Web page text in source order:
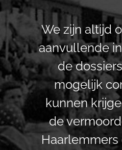
We zijn altijd
aanvullende
de
mogelijk
kunnen
de